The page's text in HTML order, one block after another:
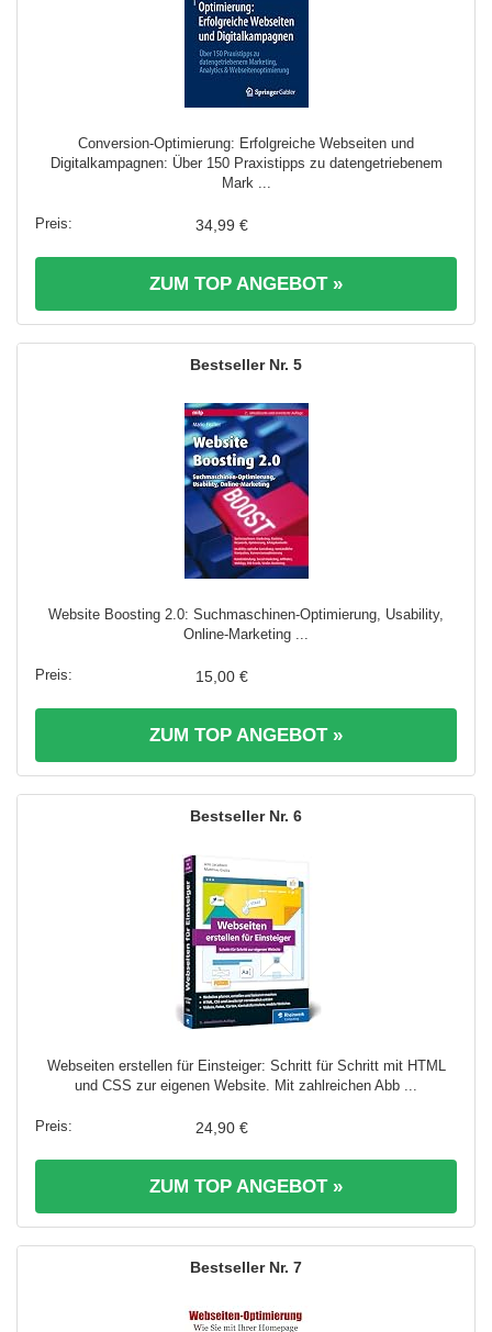
Conversion-Optimierung: Erfolgreiche Webseiten und
Digitalkampagnen: Über 150 Praxistipps zu datengetriebenem
Mark ...
34,99 €
ZUM TOP ANGEBOT »
5
Website Boosting 2.0: Suchmaschinen-Optimierung, Usability,
Online-Marketing ...
15,00 €
ZUM TOP ANGEBOT »
6
Webseiten erstellen für Einsteiger: Schritt für Schritt mit HTML
und CSS zur eigenen Website. Mit zahlreichen Abb ...
24,90 €
ZUM TOP ANGEBOT »
7